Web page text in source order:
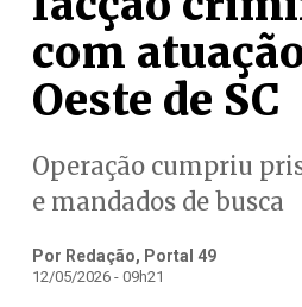
com
Oeste de SC
Operação cumpriu
e mandados de busca
Por Redação, Portal 49
12/05/2026 - 09h21